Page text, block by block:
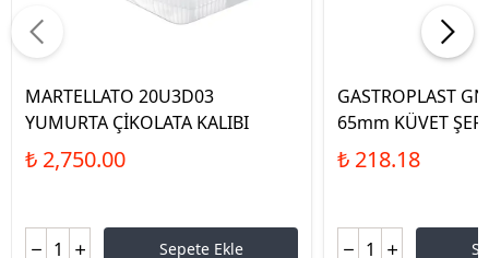
MARTELLATO 20U3D03
YUMURTA ÇİKOLATA KALIBI
₺ 2,750.00
Sepete Ekle
GASTROPLAST
65mm KÜVET
₺ 218.18